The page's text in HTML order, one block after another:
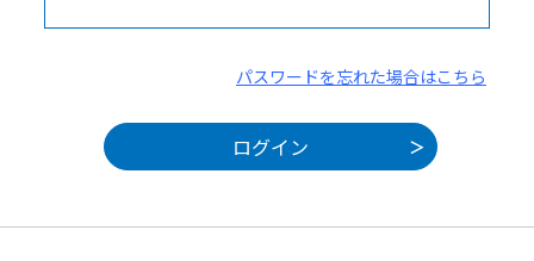
パスワードを忘れた場合はこちら